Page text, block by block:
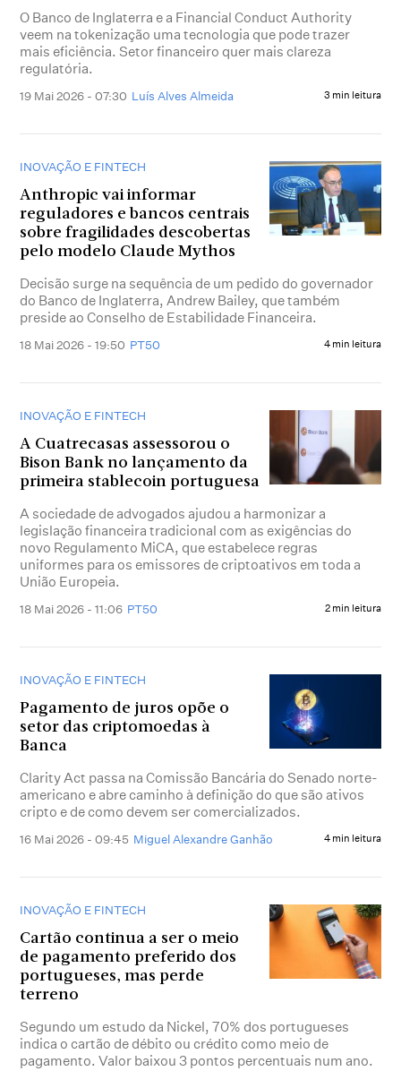
O Banco de Inglaterra e a Financial Conduct Authority
veem na tokenização uma tecnologia que pode trazer
mais eficiência. Setor financeiro quer mais clareza
regulatória.
19 Mai 2026 - 07:30 Luís Alves Almeida 3 min leitura
INOVAÇÃO E FINTECH
Anthropic vai informar
reguladores e bancos centrais
sobre fragilidades descobertas
pelo modelo Claude Mythos
Decisão surge na sequência de um pedido do governador
do Banco de Inglaterra, Andrew Bailey, que também
preside ao Conselho de Estabilidade Financeira.
18 Mai 2026 - 19:50 PT50 4 min leitura
INOVAÇÃO E FINTECH
A Cuatrecasas assessorou o
Bison Bank no lançamento da
primeira stablecoin portuguesa
A sociedade de advogados ajudou a harmonizar a
legislação financeira tradicional com as exigências do
novo Regulamento MiCA, que estabelece regras
uniformes para os emissores de criptoativos em toda a
União Europeia.
18 Mai 2026 - 11:06 PT50 2 min leitura
INOVAÇÃO E FINTECH
Pagamento de juros opõe o
setor das criptomoedas à
Banca
Clarity Act passa na Comissão Bancária do Senado norte-
americano e abre caminho à definição do que são ativos
cripto e de como devem ser comercializados.
16 Mai 2026 - 09:45 Miguel Alexandre Ganhão 4 min leitura
INOVAÇÃO E FINTECH
Cartão continua a ser o meio
de pagamento preferido dos
portugueses, mas perde
terreno
Segundo um estudo da Nickel, 70% dos portugueses
indica o cartão de débito ou crédito como meio de
pagamento. Valor baixou 3 pontos percentuais num ano.